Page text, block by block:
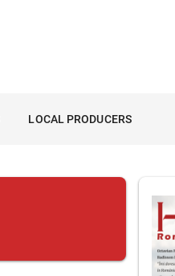
LOCAL PRODUCERS